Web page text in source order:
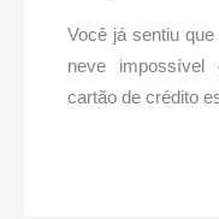
Você já sentiu
neve impossível
cartão de crédito